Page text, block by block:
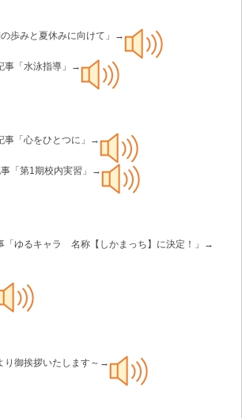
歩みと夏休みに向けて」→
事「水泳指導」→
事「心をひとつに」→
「第1期校内実習」→
「ゆるキャラ 名称【しかまっち】に決定！」→
り御挨拶いたします～→